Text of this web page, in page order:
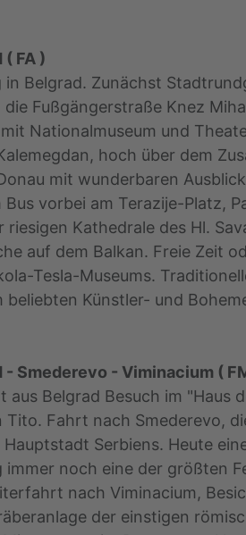
( FA )
in Belgrad. Zunächst
Fußgängerstraße Knez
Nationalmuseum und
hoch über dem
mit wunderbaren
vorbei am Terazije-Platz,
riesigen Kathedrale des Hl.
auf dem Balkan. Freie Zeit
Tesla-Museums.
beliebten Künstler- und
- Smederevo - Viminacium (
aus Belgrad Besuch im "Haus
Tito. Fahrt nach Smederevo,
Serbiens. Heute
immer noch eine der größten
nach Viminacium,
der einstigen